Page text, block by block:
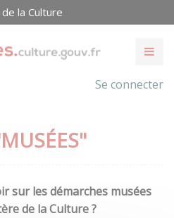
la Culture
Se connecter
sur les démarches musées
de la Culture ?